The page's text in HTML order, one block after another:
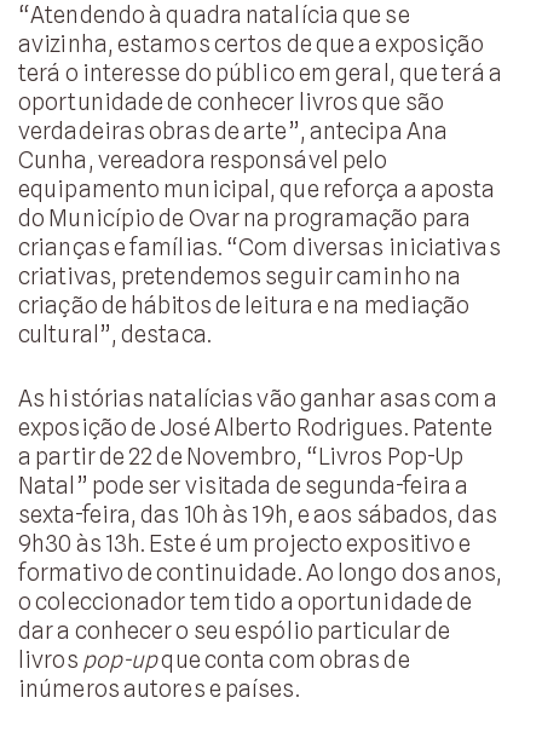
“Atendendo à quadra natalícia que se
avizinha, estamos certos de que a exposição
terá o interesse do público em geral, que terá a
oportunidade de conhecer livros que são
verdadeiras obras de arte”, antecipa Ana
Cunha, vereadora responsável pelo
equipamento municipal, que reforça a aposta
do Município de Ovar na programação para
crianças e famílias. “Com diversas iniciativas
criativas, pretendemos seguir caminho na
criação de hábitos de leitura e na mediação
cultural”, destaca.
As histórias natalícias vão ganhar asas com a
exposição de José Alberto Rodrigues. Patente
a partir de 22 de Novembro, “Livros Pop-Up
Natal” pode ser visitada de segunda-feira a
sexta-feira, das 10h às 19h, e aos sábados, das
9h30 às 13h. Este é um projecto expositivo e
formativo de continuidade. Ao longo dos anos,
o coleccionador tem tido a oportunidade de
dar a conhecer o seu espólio particular de
livros pop-upque conta com obras de
inúmeros autores e países.